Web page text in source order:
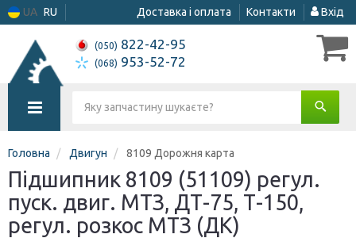
UA RU Доставка і оплата Контакти Вхід
(050) 822-42-95
(068) 953-52-72
Головна Двигун 8109 Дорожня карта
Підшипник 8109 (51109) регул.
пуск. двиг. МТЗ, ДТ-75, Т-150,
регул. розкос МТЗ (ДК)